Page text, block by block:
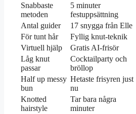
Snabbaste
metoden
5 minuter
festuppsättning
Antal guider
17 snygga från Elle
För tunt hår
Fyllig knut-teknik
Virtuell hjälp
Gratis AI-frisör
Låg knut
passar
Cocktailparty och
bröllop
Half up messy
bun
Hetaste frisyren just
nu
Knotted
hairstyle
Tar bara några
minuter